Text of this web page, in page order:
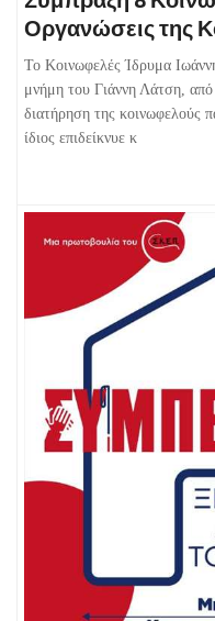
Οργανώσεις της
Το Κοινωφελές Ίδρυμα
μνήμη του Γιάννη Λάτση,
διατήρηση της κοινωφελούς
ίδιος επιδείκνυε κ